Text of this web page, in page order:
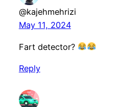
@kajehmehrizi
May 11, 2024
Fart detector?
Reply